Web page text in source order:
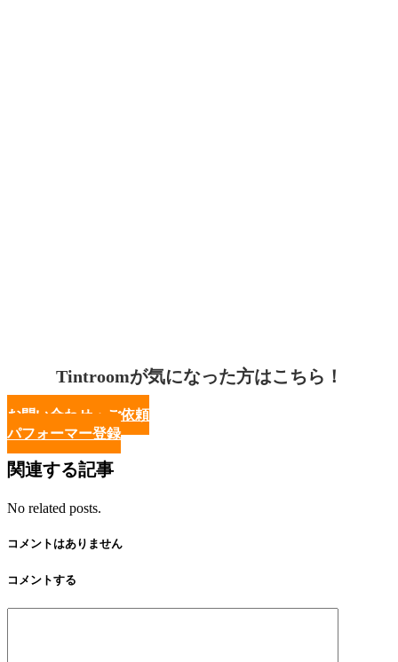
Tintroomが気になった方はこちら！
お問い合わせ・ご依頼
パフォーマー登録
関連する記事
No related posts.
コメントはありません
コメントする